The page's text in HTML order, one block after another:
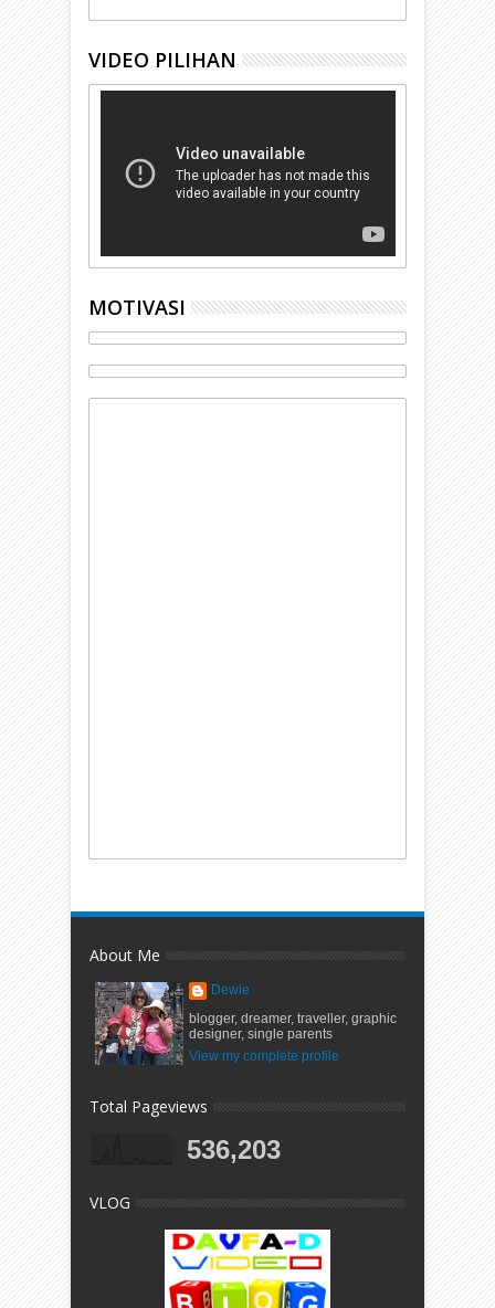
VIDEO PILIHAN
MOTIVASI
About Me
Dewie
blogger, dreamer, traveller, graphic
designer, single parents
View my complete profile
Total Pageviews
536,203
VLOG